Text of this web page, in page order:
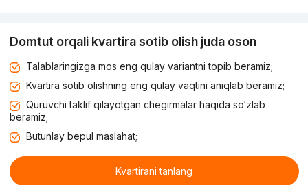
Domtut orqali kvartira sotib olish juda oson
Talablaringizga mos eng qulay variantni topib beramiz;
Kvartira sotib olishning eng qulay vaqtini aniqlab beramiz;
Quruvchi taklif qilayotgan chegirmalar haqida so‘zlab
beramiz;
Butunlay bepul maslahat;
Kvartirani tanlang